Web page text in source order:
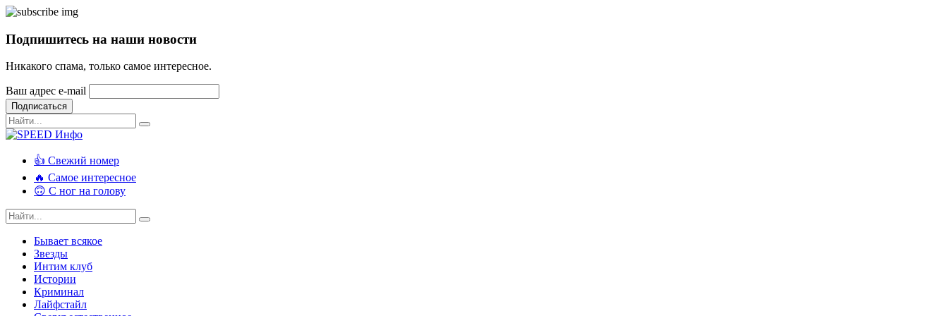
Подпишитесь на наши новости
Никакого спама, только самое интересное.
Ваш адрес e-mail
Подписаться
👍 Свежий номер
🔥 Самое интересное
🙃 С ног на голову
Бывает всякое
Звезды
Интим клуб
Истории
Криминал
Лайфстайл